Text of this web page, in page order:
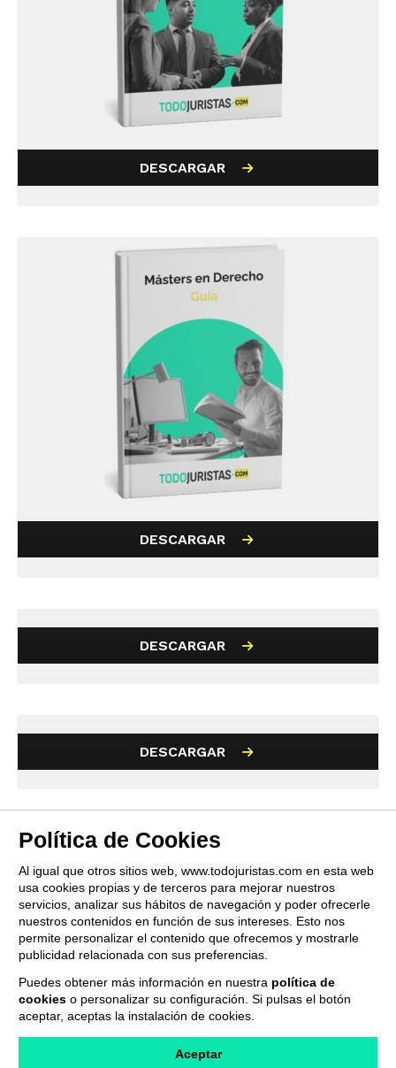
DESCARGAR
DESCARGAR
DESCARGAR
DESCARGAR
QUIENES SOMOS PUBLICIDAD
PROVEEDORES
TERMINOS Y CONDICIONES
POLÍTICA DE PRIVACIDAD
Política de Cookies
Al igual que otros sitios web, www.todojuristas.com en esta web
usa cookies propias y de terceros para mejorar nuestros
servicios, analizar sus hábitos de navegación y poder ofrecerle
nuestros contenidos en función de sus intereses. Esto nos
permite personalizar el contenido que ofrecemos y mostrarle
publicidad relacionada con sus preferencias.
Puedes obtener más información en nuestra política de
cookies o personalizar su configuración. Si pulsas el botón
aceptar, aceptas la instalación de cookies.
Aceptar